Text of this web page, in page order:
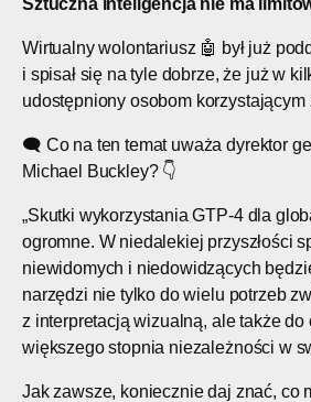
Sztuczna inteligencja nie ma
Wirtualny wolontariusz 🤖 był już
i spisał się na tyle dobrze, że już w
udostępniony osobom korzystającym
🗨️ Co na ten temat uważa dyrektor
Michael Buckley? 👇
„Skutki wykorzystania GTP-4 dla
ogromne. W niedalekiej przyszłości
niewidomych i niedowidzących
narzędzi nie tylko do wielu potrzeb
z interpretacją wizualną, ale także do
większego stopnia niezależności w
Jak zawsze, koniecznie daj znać, co